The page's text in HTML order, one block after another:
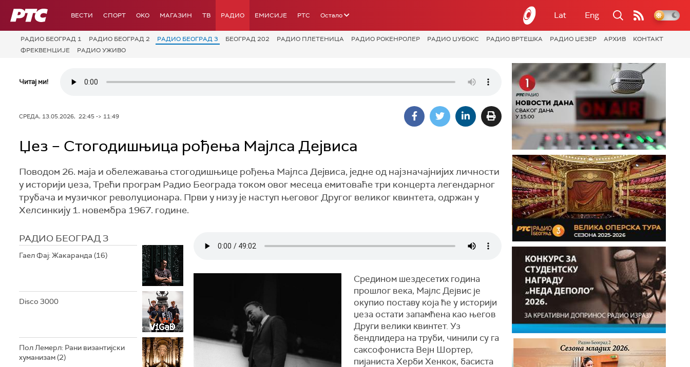
РТС ВЕСТИ СПОРТ OKO МАГАЗИН ТВ РАДИО ЕМИСИЈЕ РТС Остало Lat Eng
РАДИО БЕОГРАД 1 РАДИО БЕОГРАД 2 РАДИО БЕОГРАД 3 БЕОГРАД 202 РАДИО ПЛЕТЕНИЦА РАДИО РОКЕНРОЛЕР РАДИО ЏУБОКС РАДИО ВРТЕШКА РАДИО ЏЕЗЕР АРХИВ
КОНТАКТ
ФРЕКВЕНЦИЈЕ
РАДИО УЖИВО
Читај ми!
СРЕДА, 13.05.2026, 22:45 -> 11:49
Џез – Стогодишњица рођења Мајлса Дејвиса
Поводом 26. маја и обележавања стогодишњице рођења Мајлса Дејвиса, једне од најзначајнијих личности
у историји џеза, Трећи програм Радио Београда током овог месеца емитоваће три концерта легендарног
трубача и музичког револуционара. Први у низу је наступ његовог Другог великог квинтета, одржан у
Хелсинкију 1. новембра 1967. године.
РАДИО БЕОГРАД 3
Гаел Фај: Жакаранда (16)
Disco 3000
Пол Лемерл: Рани византијски
хуманизам (2)
Средином шездесетих година
прошлог века, Мајлс Дејвис је
окупио поставу која ће у историји
џеза остати запамћена као његов
Други велики квинтет. Уз
бендлидера на труби, чинили су га
саксофониста Вејн Шортер,
пијаниста Херби Хенкок, басиста